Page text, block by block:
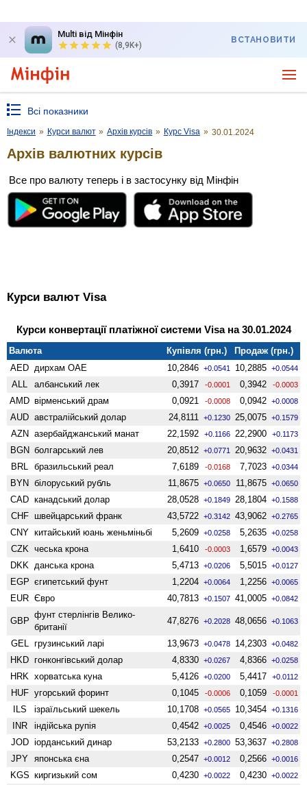
Multi від Мінфін
(8,9K+)
ВСТАНОВИТИ
Всі показники
Індекси » Курси валют » Архів курсів » Курс Visa » 30.01.2024
Архів валютних курсів
Все про валюту теперь і в застосунку від Мінфін
Курси валют Visa
Курси конвертації платіжної системи Visa на 30.01.2024
Валюта Купівля (грн.)
Продаж (грн.)
AED дирхам ОАЕ 10,2846 +0.0541 10,2885 +0.0544
ALL албанський лек 0,3917 -0.0001 0,3942 -0.0003
AMD вiрменський драм 0,0921 -0.0008 0,0942 +0.0008
AUD австралійський долар 24,8111 +0.1230 25,0075 +0.1579
AZN азербайджанський манат 22,1592 +0.1166 22,2900 +0.1173
BGN болгарський лев 20,8512 +0.0771 20,9632 +0.0431
BRL бразильський реал 7,6189 -0.0168 7,7023 +0.0344
BYN білоруський рубль 11,8675 +0.0650 11,8675 +0.0650
CAD канадський долар 28,0528 +0.1849 28,1804 +0.1588
CHF швейцарський франк 43,5722 +0.3142 43,9062 +0.2765
CNY китайський юань женьмiньбi 5,2609 +0.0258 5,2635 +0.0258
CZK чеська крона 1,6410 -0.0003 1,6579 +0.0043
DKK данська крона 5,4713 +0.0206 5,5015 +0.0127
EGP єгипетський фунт 1,2204 +0.0064 1,2256 +0.0065
EUR Євро 40,7813 +0.1507 41,0005 +0.0842
GBP
фунт стерлінгів Велико­
британії
47,8276 +0.2028 48,0656 +0.1063
GEL грузинський ларі 13,9673 +0.0478 14,2303 +0.0482
HKD гонконгівський долар 4,8330 +0.0267 4,8366 +0.0258
HRK хорватська куна 5,4126 +0.0200 5,4417 +0.0112
HUF угорський форинт 0,1045 -0.0006 0,1059 -0.0001
ILS ізраїльський шекель 10,1708 +0.0565 10,3454 +0.1316
INR індійська рупія 0,4542 +0.0025 0,4546 +0.0022
JOD іорданський динар 53,2133 +0.2800 53,3637 +0.2808
JPY японська єна 0,2547 +0.0012 0,2566 +0.0016
KGS киргизький сом 0,4230 +0.0022 0,4230 +0.0022